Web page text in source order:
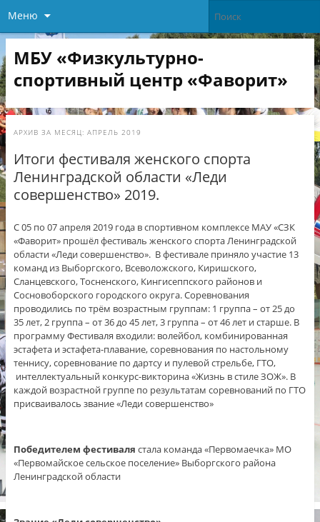
Меню
МБУ «Физкультурно-
спортивный центр «Фаворит»
АРХИВ ЗА МЕСЯЦ: АПРЕЛЬ 2019
Итоги фестиваля женского спорта
Ленинградской области «Леди
совершенство» 2019.
С 05 по 07 апреля 2019 года в спортивном комплексе МАУ «СЗК
«Фаворит» прошёл фестиваль женского спорта Ленинградской
области «Леди совершенство». В фестивале приняло участие 13
команд из Выборгского, Всеволожского, Киришского,
Сланцевского, Тосненского, Кингисеппского районов и
Сосновоборского городского округа. Соревнования
проводились по трём возрастным группам: 1 группа – от 25 до
35 лет, 2 группа – от 36 до 45 лет, 3 группа – от 46 лет и старше. В
программу Фестиваля входили: волейбол, комбинированная
эстафета и эстафета-плавание, соревнования по настольному
теннису, соревнование по дартсу и пулевой стрельбе, ГТО,
интеллектуальный конкурс-викторина «Жизнь в стиле ЗОЖ». В
каждой возрастной группе по результатам соревнований по ГТО
присваивалось звание «Леди совершенство»
Победителем фестиваля стала команда «Первомаечка» МО
«Первомайское сельское поселение» Выборгского района
Ленинградской области